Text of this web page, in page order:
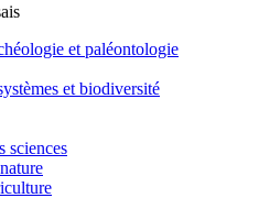
et paléontologie
et biodiversité
sciences